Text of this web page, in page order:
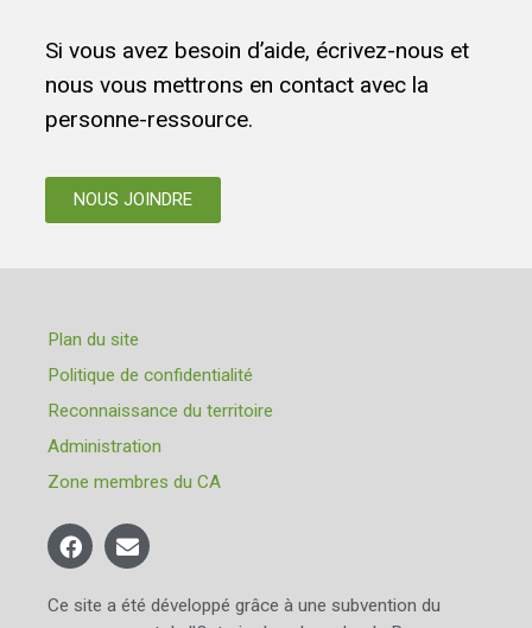
Si vous avez besoin d’aide, écrivez-nous et
nous vous mettrons en contact avec la
personne-ressource.
NOUS JOINDRE
Plan du site
Politique de confidentialité
Reconnaissance du territoire
Administration
Zone membres du CA
Ce site a été développé grâce à une subvention du